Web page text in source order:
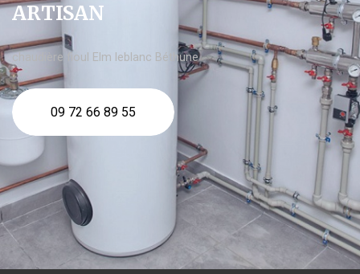
ARTISAN
chaudière fioul Elm leblanc Béthune
09 72 66 89 55